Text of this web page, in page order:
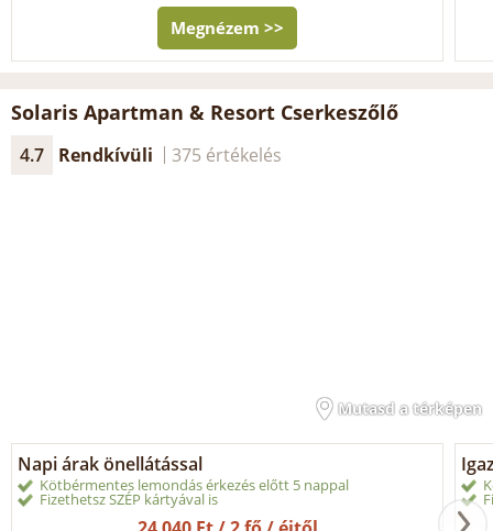
Megnézem >>
Solaris Apartman & Resort Cserkeszőlő
4.7 Rendkívüli 375 értékelés
Mutasd a térképen
Napi árak önellátással
Kötbérmentes lemondás érkezés előtt 5 nappal
Fizethetsz SZÉP kártyával is